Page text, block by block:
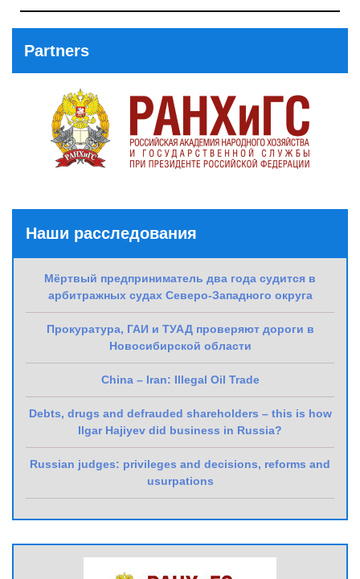
Partners
Наши расследования
Мёртвый предприниматель два года судится в
арбитражных судах Северо-Западного округа
Прокуратура, ГАИ и ТУАД проверяют дороги в
Новосибирской области
China – Iran: Illegal Oil Trade
Debts, drugs and defrauded shareholders – this is how
Ilgar Hajiyev did business in Russia?
Russian judges: privileges and decisions, reforms and
usurpations